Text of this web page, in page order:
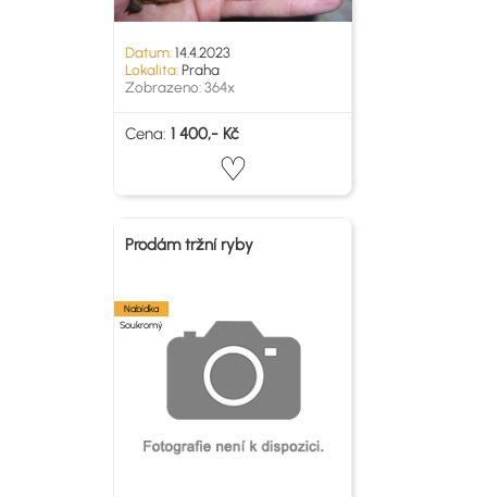
Datum:14.4.2023
Lokalita:Praha
Zobrazeno: 364x
Cena: 1 400,- Kč
Prodám tržní ryby
Nabídka
Soukromý